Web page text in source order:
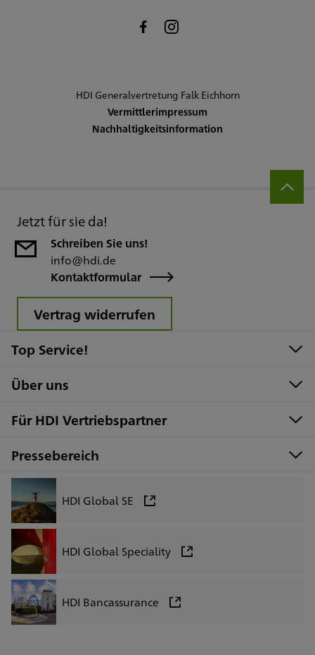
HDI Generalvertretung Falk Eichhorn
Vermittlerimpressum
Nachhaltigkeitsinformation
Jetzt für sie da!
Schreiben Sie uns!
info@hdi.de
Kontaktformular
Vertrag widerrufen
Top Service!
Über uns
Für HDI Vertriebspartner
Pressebereich
HDI Global SE
HDI Global Speciality
HDI Bancassurance